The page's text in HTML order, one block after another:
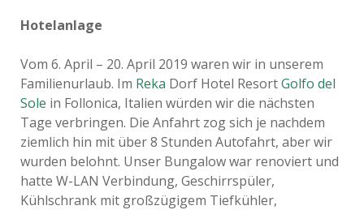
Hotelanlage
Vom 6. April – 20. April 2019 waren wir in unserem
Familienurlaub. Im Reka Dorf Hotel ResortGolfo del
Sole in Follonica, Italien würden wir die nächsten
Tage verbringen. Die Anfahrt zog sich je nachdem
ziemlich hin mit über 8 Stunden Autofahrt, aber wir
wurden belohnt. Unser Bungalow war renoviert und
hatte W-LAN Verbindung, Geschirrspüler,
Kühlschrank mit großzügigem Tiefkühler,